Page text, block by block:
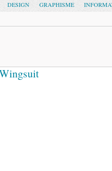
DESIGN GRAPHISME